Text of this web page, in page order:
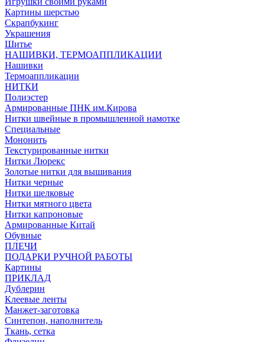
Картины шерстью
Скрапбукинг
Украшения
Шитье
НАШИВКИ, ТЕРМОАППЛИКАЦИИ
Нашивки
Термоаппликации
НИТКИ
Полиэстер
Армированные ПНК им.Кирова
Нитки швейные в промышленной намотке
Специальные
Мононить
Текстурированные нитки
Нитки Люрекс
Золотые нитки для вышивания
Нитки черные
Нитки шелковые
Нитки мятного цвета
Нитки капроновые
Армированные Китай
Обувные
ПЛЕЧИ
ПОДАРКИ РУЧНОЙ РАБОТЫ
Картины
ПРИКЛАД
Дублерин
Клеевые ленты
Манжет-заготовка
Синтепон, наполнитель
Ткань, сетка